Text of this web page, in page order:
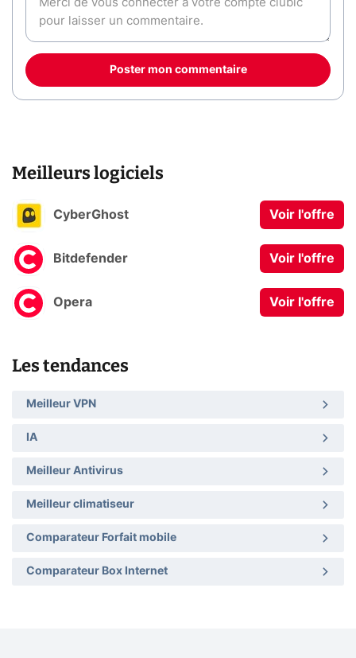
Poster mon commentaire
Meilleurs logiciels
CyberGhost Voir l'offre
Bitdefender Voir l'offre
Opera Voir l'offre
Les tendances
Meilleur VPN
IA
Meilleur Antivirus
Meilleur climatiseur
Comparateur Forfait mobile
Comparateur Box Internet